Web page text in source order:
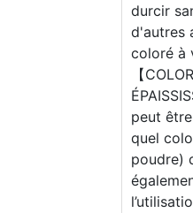
durcir
d'autres
coloré à
【
peut
quel
poudre)